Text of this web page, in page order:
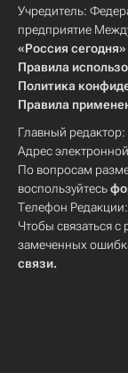
Учредитель:
предприятие
«Россия сегодня»
Правила
Политика
Правила
Главный редактор:
Адрес
По вопросам
воспользуйтесь
Телефон Редакции:
Чтобы связаться
замеченных
связи.